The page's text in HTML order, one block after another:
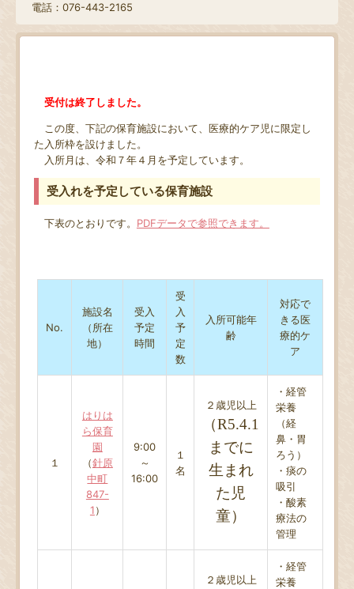
電話：076-443-2165
受付は終了しました。
この度、下記の保育施設において、医療的ケア児に限定し
た入所枠を設けました。
入所月は、令和７年４月を予定しています。
受入れを予定している保育施設
下表のとおりです。 PDFデータで参照できます。
No.
施設名
（所在
地）
受入
予定
時間
受
入
予
定
数
入所可能年
齢
対応で
きる医
療的ケ
ア
１
はりは
ら保育
園
（針原
中町
847-
1）
9:00
～
16:00
１
名
２歳児以上
（R5.4.1
までに
生まれ
た児
童）
・経管
栄養
（経
鼻・胃
ろう）
・痰の
吸引
・酸素
療法の
管理
２歳児以上
・経管
栄養